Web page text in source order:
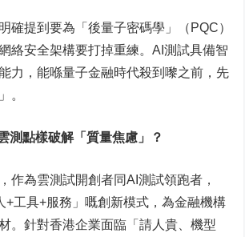
確提到要為「後量子密碼學」（PQC）
絡安全架構要打掉重練。AI測試具備智
力，能喺量子金融時代殺到嚟之前，先
。
測點樣破解「質量焦慮」？
作為雲測試開創者同AI測試領跑者，
+工具+服務」嘅創新模式，為金融機構
。針對香港企業面臨「請人貴、機型